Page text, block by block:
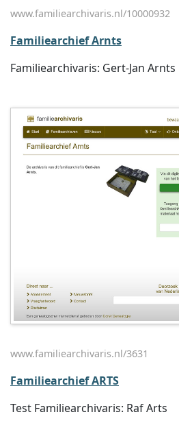
www.familiearchivaris.nl/10000932
Familiearchief Arnts
Familiearchivaris: Gert-Jan Arnts
www.familiearchivaris.nl/3631
Familiearchief ARTS
Test Familiearchivaris: Raf Arts